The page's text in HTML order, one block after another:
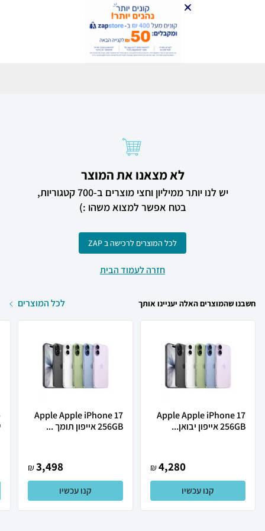
לא מצאנו את המוצר
יש לנו יותר ממיליון וחצי מוצרים ב-700 קטגוריות,
בטח אפשר למצוא משהו :)
לכל המוצרים לרכישה ב ZAP
חזרה לעמוד הבית
חשבנו שהמוצרים האלה יעניינו אותך לכל המוצרים
Apple Apple iPhone 17
256GB אייפון יבואן...
4,280
₪
קנו עכשיו
Apple Apple iPhone 17
256GB אייפון תומך ...
3,498
₪
קנו עכשיו